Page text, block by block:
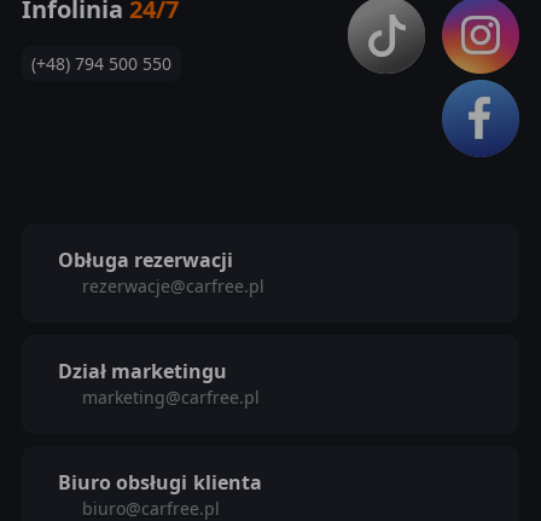
Infolinia 24/7
(+48) 794 500 550
Obługa rezerwacji
rezerwacje@carfree.pl
Dział marketingu
marketing@carfree.pl
Biuro obsługi klienta
biuro@carfree.pl